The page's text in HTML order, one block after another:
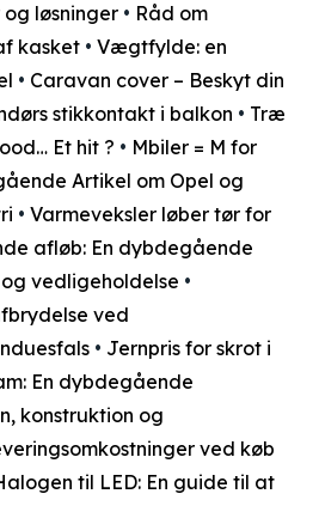
løsninger • Råd om
kasket • Vægtfylde: en
• Caravan cover – Beskyt din
stikkontakt i balkon • Træ
Et hit ? • Mbiler = M for
Artikel om Opel og
• Varmeveksler løber tør for
afløb: En dybdegående
vedligeholdelse •
ved
• Jernpris for skrot i
En dybdegående
konstruktion og
ved køb
til LED: En guide til at